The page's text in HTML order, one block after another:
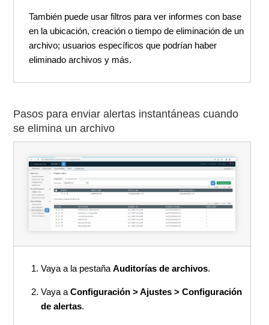
También puede usar filtros para ver informes con base
en la ubicación, creación o tiempo de eliminación de un
archivo; usuarios específicos que podrían haber
eliminado archivos y más.
Pasos para enviar alertas instantáneas cuando
se elimina un archivo
Vaya a la pestaña Auditorías de archivos.
Vaya a Configuración > Ajustes > Configuración
de alertas.